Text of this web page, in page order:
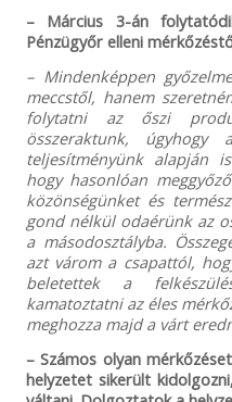
– Március 3-án
Pénzügyőr elleni
– Mindenképpen
meccstől, hanem
folytatni az őszi
összeraktunk,
teljesítményünk alapján
hogy hasonlóan
közönségünket és
gond nélkül odaérünk az
a másodosztályba.
azt várom a csapattól,
beletettek a
kamatoztatni az éles
meghozza majd a várt
– Számos olyan
helyzetet sikerült